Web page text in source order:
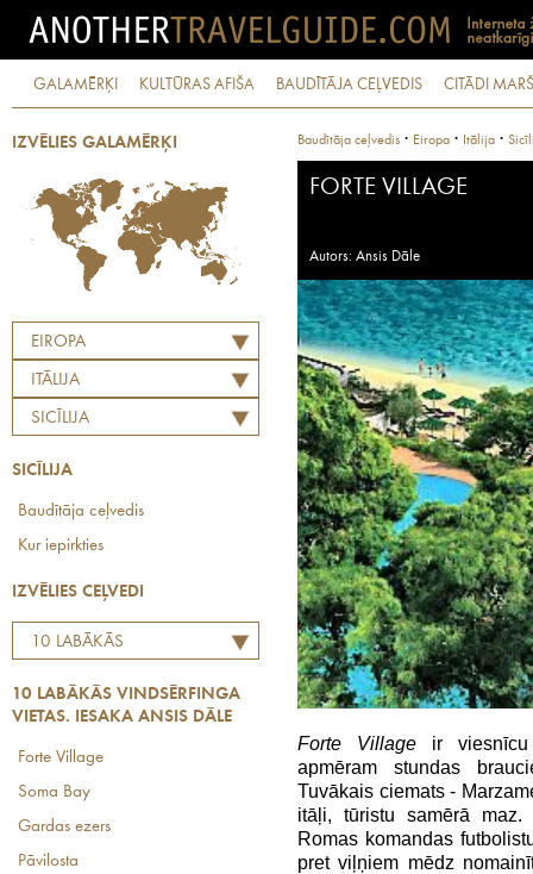
GALAMĒRĶI KULTŪRAS AFIŠA BAUDĪTĀJA CEĻVEDIS CITĀDI
IZVĒLIES GALAMĒRĶI
EIROPA
ITĀLIJA
SICĪLIJA
SICĪLIJA
Baudītāja ceļvedis
Kur iepirkties
IZVĒLIES CEĻVEDI
10 LABĀKĀS
IESAKA ANSIS DĀLE
10 LABĀKĀS VINDSĒRFINGA
VIETAS. IESAKA ANSIS DĀLE
Forte Village
Soma Bay
Gardas ezers
Pāvilosta
Baudītāja ceļvedis · Eiropa · Itālija ·
FORTE VILLAGE
Autors: Ansis Dāle
Forte Villageir viesnīcu
apmēram stundas
Tuvākais ciemats -
itāļi, tūristu samērā
Romas komandas
pret viļņiem mēdz